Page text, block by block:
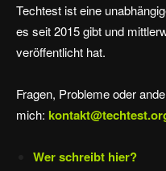
Techtest ist eine
es seit 2015 gibt und
veröffentlicht hat.
Fragen, Probleme oder
mich:
Wer schreibt hier?